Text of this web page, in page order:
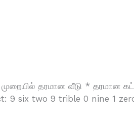
முறையில் தரமான வீடு *
9 six two 9 trible 0 nine 1